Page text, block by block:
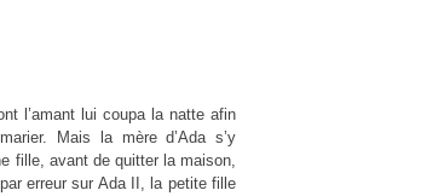
l’amant lui coupa la natte afin
Mais la mère d’Ada s’y
fille, avant de quitter la maison,
erreur sur Ada II, la petite fille